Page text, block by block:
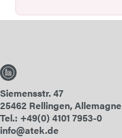
Siemensstr. 47
25462 Rellingen, Allemagne
Tel.: +49(0) 4101 7953-0
info@atek.de